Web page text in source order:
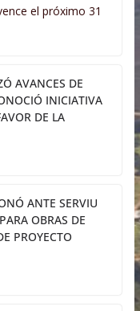
el próximo 31
AVANCES DE
INICIATIVA
DE LA
ANTE SERVIU
OBRAS DE
PROYECTO